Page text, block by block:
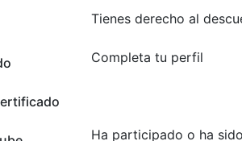
Tienes derecho al
Completa tu perfil
Ha participado o ha